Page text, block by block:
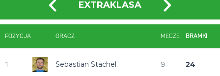
EXTRAKLASA
POZYCJA GRACZ MECZE BRAMKI
1 Sebastian Stachel 9 24